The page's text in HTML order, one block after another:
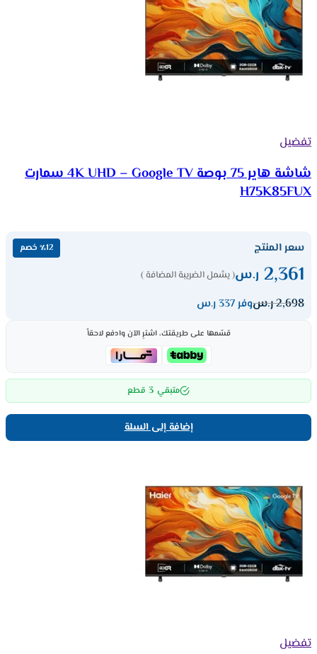
تفضيل
شاشة هاير 75 بوصة 4K UHD – Google TV سمارت
H75K85FUX
سعر المنتج ٪12 خصم
2,361 ر.س( يشمل الضريبة المضافة )
2,698ر.سوفر 337 ر.س
قسّمها على طريقتك، اشترِ الآن وادفع لاحقاً
متبقي 3 قطع
إضافة إلى السلة
تفضيل